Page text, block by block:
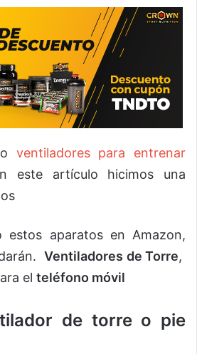
ventiladores para entrenar
este artículo hicimos una
estos aparatos en Amazon,
Ventiladores de Torre,
el teléfono móvil
de torre o pie